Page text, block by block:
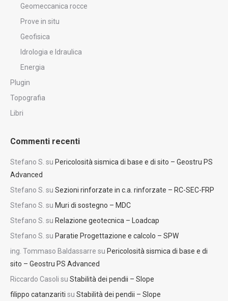
Geomeccanica rocce
Prove in situ
Geofisica
Idrologia e Idraulica
Energia
Plugin
Topografia
Libri
Commenti recenti
Stefano S. su Pericolosità sismica di base e di sito – Geostru PS
Advanced
Stefano S. su Sezioni rinforzate in c.a. rinforzate – RC-SEC-FRP
Stefano S. su Muri di sostegno – MDC
Stefano S. su Relazione geotecnica – Loadcap
Stefano S. su Paratie Progettazione e calcolo – SPW
ing. Tommaso Baldassarre su Pericolosità sismica di base e di
sito – Geostru PS Advanced
Riccardo Casoli su Stabilità dei pendii – Slope
filippo catanzariti su Stabilità dei pendii – Slope